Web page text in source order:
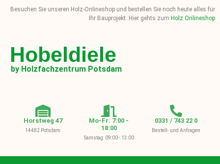
Besuchen Sie unseren Holz-Onlineshop und bestellen Sie noch heute alles für
Ihr Bauprojekt. Hier gehts zum Holz Onlineshop
Hobeldiele
by Holzfachzentrum Potsdam
Horstweg 47
14482 Potsdam
Mo-Fr: 7:00 -
18:00
Samstag: 09:00 - 13:00
0331 / 743 22 0
Bestell- und Anfragen